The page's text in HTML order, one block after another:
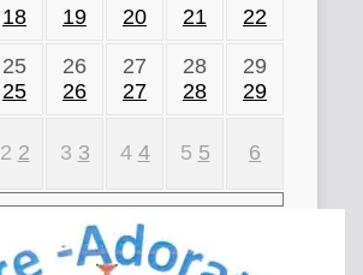
18
19
20
21
22
25
25
26
26
27
27
28
28
29
29
2 2 3 3 4 4 5 5 6